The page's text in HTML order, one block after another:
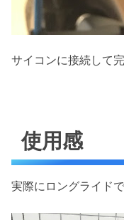
サイコンに接続して
使用感
実際にロングライド